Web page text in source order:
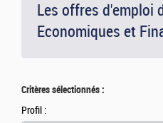
Les offres d'emploi
Economiques et
Critères sélectionnés :
Profil :